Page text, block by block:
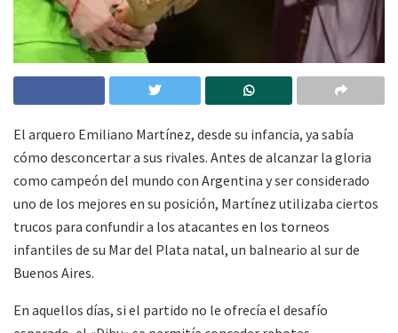
El arquero Emiliano Martínez, desde su infancia, ya sabía
cómo desconcertar a sus rivales. Antes de alcanzar la gloria
como campeón del mundo con Argentina y ser considerado
uno de los mejores en su posición, Martínez utilizaba ciertos
trucos para confundir a los atacantes en los torneos
infantiles de su Mar del Plata natal, un balneario al sur de
Buenos Aires.
En aquellos días, si el partido no le ofrecía el desafío